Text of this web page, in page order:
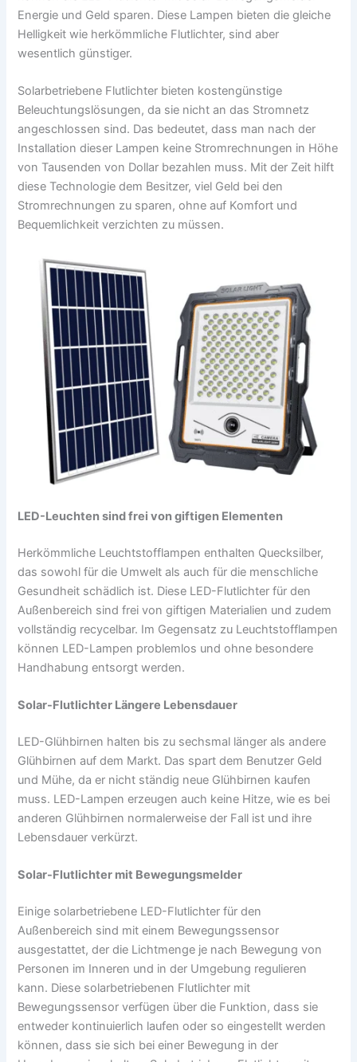
Energie und Geld sparen. Diese Lampen bieten die gleiche
Helligkeit wie herkömmliche Flutlichter, sind aber
wesentlich günstiger.
Solarbetriebene Flutlichter bieten kostengünstige
Beleuchtungslösungen, da sie nicht an das Stromnetz
angeschlossen sind. Das bedeutet, dass man nach der
Installation dieser Lampen keine Stromrechnungen in Höhe
von Tausenden von Dollar bezahlen muss. Mit der Zeit hilft
diese Technologie dem Besitzer, viel Geld bei den
Stromrechnungen zu sparen, ohne auf Komfort und
Bequemlichkeit verzichten zu müssen.
LED-Leuchten sind frei von giftigen Elementen
Herkömmliche Leuchtstofflampen enthalten Quecksilber,
das sowohl für die Umwelt als auch für die menschliche
Gesundheit schädlich ist. Diese LED-Flutlichter für den
Außenbereich sind frei von giftigen Materialien und zudem
vollständig recycelbar. Im Gegensatz zu Leuchtstofflampen
können LED-Lampen problemlos und ohne besondere
Handhabung entsorgt werden.
Solar-Flutlichter Längere Lebensdauer
LED-Glühbirnen halten bis zu sechsmal länger als andere
Glühbirnen auf dem Markt. Das spart dem Benutzer Geld
und Mühe, da er nicht ständig neue Glühbirnen kaufen
muss. LED-Lampen erzeugen auch keine Hitze, wie es bei
anderen Glühbirnen normalerweise der Fall ist und ihre
Lebensdauer verkürzt.
Solar-Flutlichter mit Bewegungsmelder
Einige solarbetriebene LED-Flutlichter für den
Außenbereich sind mit einem Bewegungssensor
ausgestattet, der die Lichtmenge je nach Bewegung von
Personen im Inneren und in der Umgebung regulieren
kann. Diese solarbetriebenen Flutlichter mit
Bewegungssensor verfügen über die Funktion, dass sie
entweder kontinuierlich laufen oder so eingestellt werden
können, dass sie sich bei einer Bewegung in der